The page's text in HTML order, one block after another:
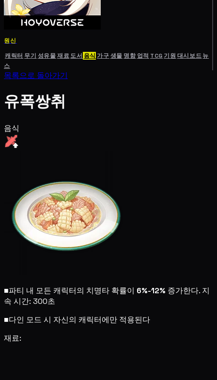
원신
캐릭터 무기 성유물재료도서 음식 가구생물 명함 업적 TCG기원 대시보드뉴
스
목록으로 돌아가기
유폭쌍취
음식
■파티 내 모든 캐릭터의 치명타 확률이 6%-12% 증가한다. 지
속 시간: 300초
■다인 모드 시 자신의 캐릭터에만 적용된다
재료: